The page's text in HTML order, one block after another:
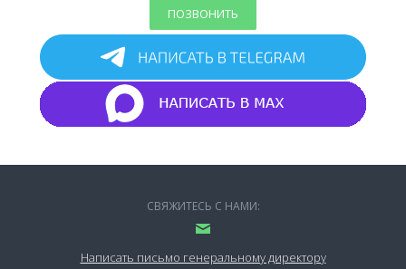
ПОЗВОНИТЬ
СВЯЖИТЕСЬ С НАМИ:
Написать письмо генеральному директору